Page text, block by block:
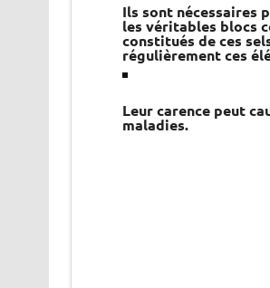
Ils sont nécessaires
les véritables blocs
constitués de ces
régulièrement ces
Leur carence peut
maladies.